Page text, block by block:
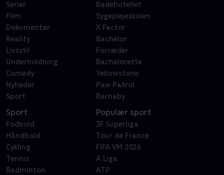
Serier
Film
Dokumentar
Reality
Livsstil
Underholdning
Comedy
Nyheder
Sport
Badehotellet
Sygeplejeskolen
X Factor
Bachelor
Forræder
Bachelorette
Yellowstone
Paw Patrol
Barnaby
Sport
Fodbold
Håndbold
Cykling
Tennis
Badminton
Populær sport
3F Superliga
Tour de France
FIFA VM 2026
A Liga
ATP